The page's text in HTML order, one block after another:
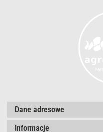
Dane adresowe
Informacje